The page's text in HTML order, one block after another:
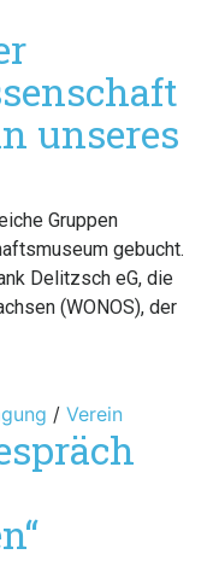
unseres
Gruppen
gebucht.
Delitzsch eG, die
(WONOS), der
/ Verein